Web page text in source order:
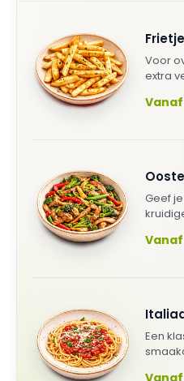
Voor
extra
Geef
Een